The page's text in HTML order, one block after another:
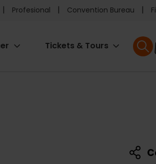
Pre
header
Profesional Convention Bureau
Tickets & Tours